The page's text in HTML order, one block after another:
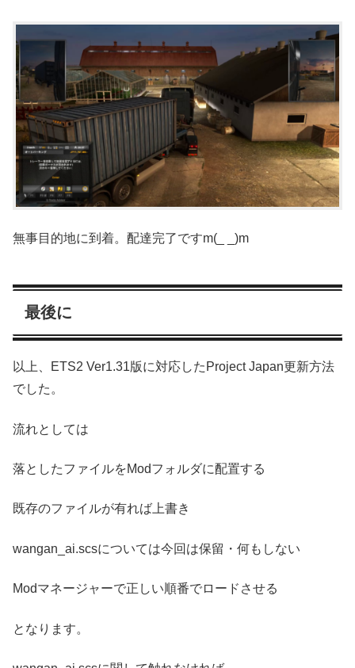
無事目的地に到着。配達完了ですm(_ _)m
最後に
以上、ETS2 Ver1.31版に対応したProject Japan更新方法
でした。
流れとしては
落としたファイルをModフォルダに配置する
既存のファイルが有れば上書き
wangan_ai.scsについては今回は保留・何もしない
Modマネージャーで正しい順番でロードさせる
となります。